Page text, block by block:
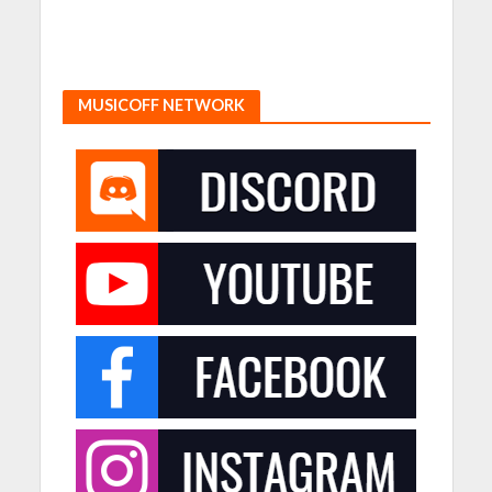
MUSICOFF NETWORK